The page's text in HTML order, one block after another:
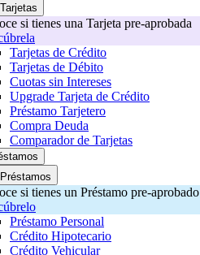
Tarjetas
si tienes una Tarjeta pre-aprobada
Tarjetas de Crédito
Tarjetas de Débito
Cuotas sin Intereses
Upgrade Tarjeta de Crédito
Préstamo Tarjetero
Compra Deuda
Comparador de Tarjetas
Préstamos
si tienes un Préstamo pre-aprobado
Préstamo Personal
Crédito Hipotecario
Crédito Vehicular